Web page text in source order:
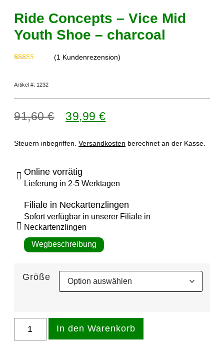
Ride Concepts – Vice Mid
Youth Shoe – charcoal
basierend auf
Kundenbewertung
(1 Kundenrezension)
Artikel #: 1232
91,60€ 39,99 €
Steuern inbegriffen. Versandkosten berechnet an der Kasse.
Online vorrätig
Lieferung in 2-5 Werktagen
Filiale in Neckartenzlingen
Sofort verfügbar in unserer Filiale in
Neckartenzlingen
Wegbeschreibung
Größe
In den Warenkorb